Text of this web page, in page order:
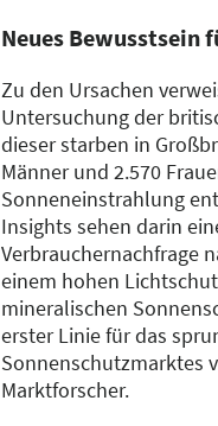
Neues Bewusstsein
Zu den Ursachen
Untersuchung der
dieser starben in
Männer und 2.570
Sonneneinstrahlung
Insights sehen darin
Verbrauchernachfrage
einem hohen
mineralischen
erster Linie für das
Sonnenschutzmarktes
Marktforscher.